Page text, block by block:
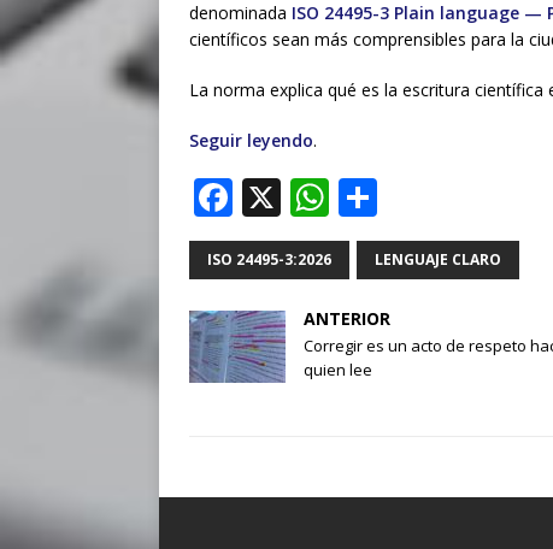
denominada ISO 24495-3 Plain language —
científicos sean más comprensibles para la
La norma explica qué es la escritura
Seguir leyendo.
F
a
c
e
b
o
X W
h
at
s
A
p
h
ar
e
ISO 24495-3:2026 LENGUAJE CLARO
ANTERIOR
Corregir es un acto de respeto
quien lee